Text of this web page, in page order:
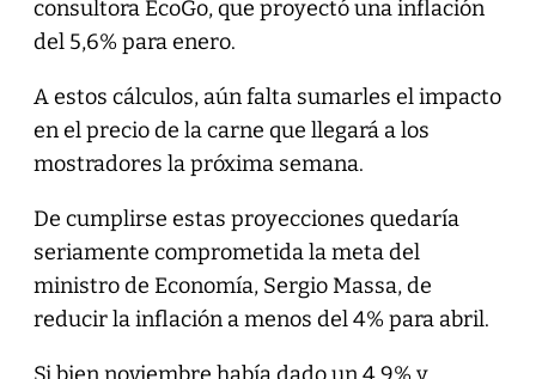
consultora EcoGo, que proyectó una inflación
del 5,6% para enero.
A estos cálculos, aún falta sumarles el impacto
en el precio de la carne que llegará a los
mostradores la próxima semana.
De cumplirse estas proyecciones quedaría
seriamente comprometida la meta del
ministro de Economía, Sergio Massa, de
reducir la inflación a menos del 4% para abril.
Si bien noviembre había dado un 4,9% y